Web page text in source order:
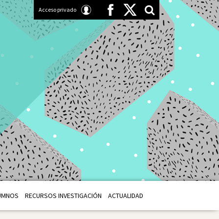
Acceso privado
RECURSOS INVESTIGACIÓN ACTUALIDAD